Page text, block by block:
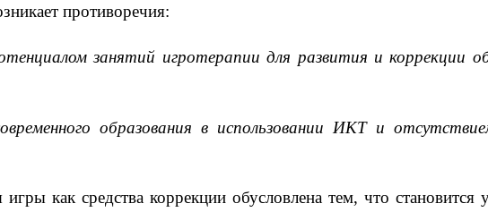
противоречия:
занятий игротерапии для развития и коррекции
образования в использовании ИКТ и
игры как средства коррекции обусловлена тем, что